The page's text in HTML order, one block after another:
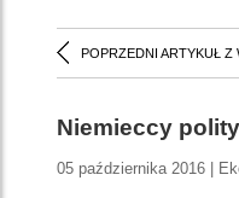
POPRZEDNI ARTYKUŁ Z
Niemieccy
05 października 2016 |